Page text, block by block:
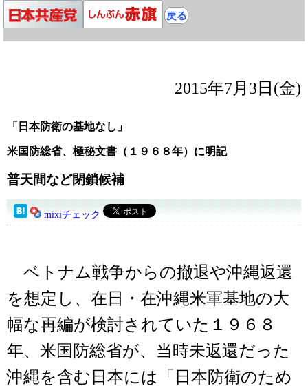
2015年7月3日(金)
「日本防衛の基地なし」
米国防総省、極秘文書（１９６８年）に明記
普天間など閉鎖候補
mixiチェック
ベトナム戦争からの撤退や沖縄返還
を想定し、在日・在沖縄米軍基地の大
幅な再編が検討されていた１９６８
年、米国防総省が、当時未返還だった
沖縄を含む日本には「日本防衛のため